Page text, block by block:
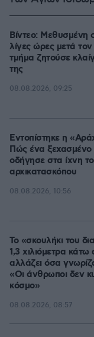
Βίντεο: Μεθυσμένη
λίγες ώρες μετά
τμήμα ζητούσε
της
08.08.2026, 09:25
Εντοπίστηκε η
Πώς ένα ξεχασμένο
οδήγησε στα ίχνη
αρχικατασκόπου
08.08.2026, 10:56
Το «σκουλήκι του
1,3 χιλιόμετρα κάτω
αλλάζει όσα
«Οι άνθρωποι δεν
κόσμο»
08.08.2026, 08:57